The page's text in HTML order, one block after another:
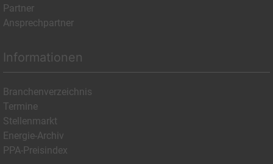
Partner
Ansprechpartner
Informationen
Branchenverzeichnis
Termine
Stellenmarkt
Energie-Archiv
PPA-Preisindex